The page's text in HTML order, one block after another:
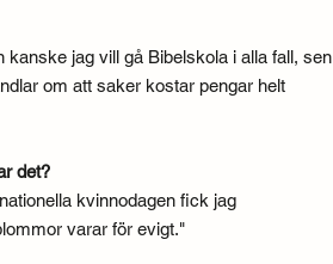
jag vill gå Bibelskola i alla fall, sen
om att saker kostar pengar helt
det?
kvinnodagen fick jag
varar för evigt."